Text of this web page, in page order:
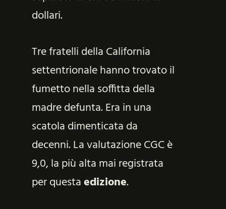
dollari.
Tre fratelli della California
settentrionale hanno trovato il
fumetto nella soffitta della
madre defunta. Era in una
scatola dimenticata da
decenni. La valutazione CGC è
9,0, la più alta mai registrata
per questaedizione.